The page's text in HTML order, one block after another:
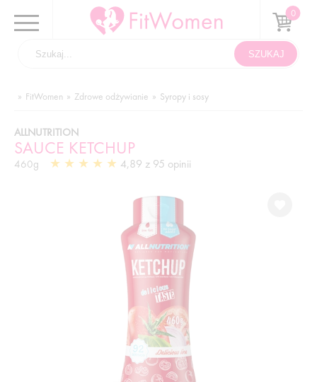
FitWomen Zdrowe odżywianie Syropy i sosy
SAUCE KETCHUP
ALLNUTRITION
460g 4,89 z 95 opinii